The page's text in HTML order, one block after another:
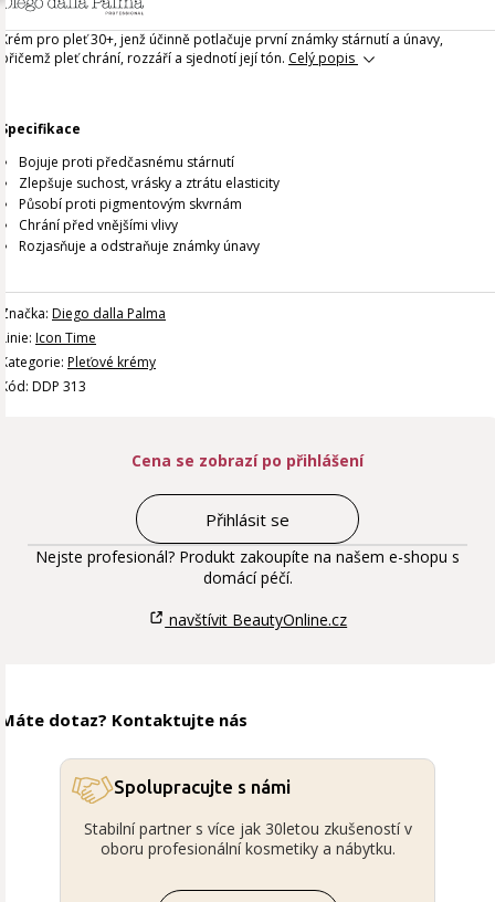
Krém pro pleť 30+, jenž účinně potlačuje první známky stárnutí a únavy,
přičemž pleť chrání, rozzáří a sjednotí její tón. Celý popis
Specifikace
Bojuje proti předčasnému stárnutí
Zlepšuje suchost, vrásky a ztrátu elasticity
Působí proti pigmentovým skvrnám
Chrání před vnějšími vlivy
Rozjasňuje a odstraňuje známky únavy
Značka: Diego dalla Palma
Linie: Icon Time
Kategorie: Pleťové krémy
Kód: DDP 313
Cena se zobrazí po přihlášení
Přihlásit se
Nejste profesionál? Produkt zakoupíte na našem e-shopu s
domácí péčí.
navštívit BeautyOnline.cz
Máte dotaz? Kontaktujte nás
Spolupracujte s námi
Stabilní partner s více jak 30letou zkušeností v
oboru profesionální kosmetiky a nábytku.